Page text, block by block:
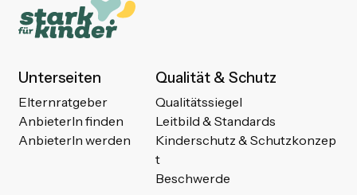
Unterseiten
Elternratgeber
AnbieterIn finden
AnbieterIn werden
Qualität & Schutz
Qualitätssiegel
Leitbild & Standards
Kinderschutz & Schutzkonzep
t
Beschwerde